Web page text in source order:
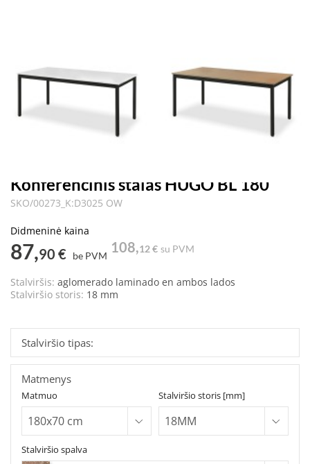
Konferencinis stalas HUGO BL 180
SKO/00273_K:D3025 OW
Didmeninė kaina
87,90 € be PVM
108,12 € su PVM
Stalviršis: aglomerado laminado en ambos lados
Stalviršio storis: 18 mm
Stalviršio spalva
Matmuo Stalviršio storis [mm]
Matmenys
Stalviršio tipas: